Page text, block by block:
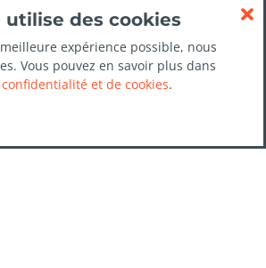
utilise des cookies
expérience possible, nous
Vous pouvez en savoir plus dans
et de cookies.